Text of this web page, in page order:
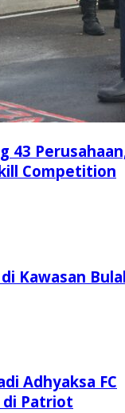
43
Competition
Kawasan
Adhyaksa FC
di Patriot